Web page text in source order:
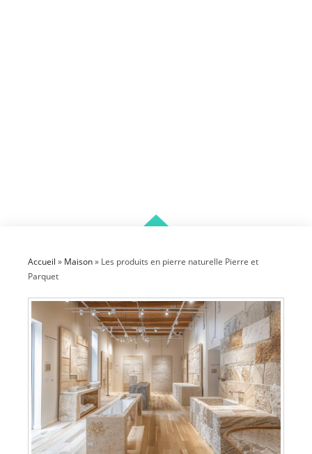
Accueil » Maison» Les produits en pierre naturelle Pierre et
Parquet